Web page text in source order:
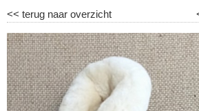
<< terug naar overzicht